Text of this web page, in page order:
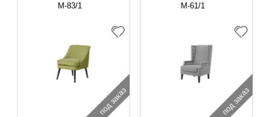
M-83/1
под заказ
М-61/1
под заказ